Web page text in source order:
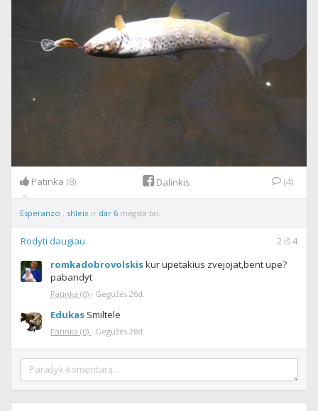
Patinka (8) Dalinkis (4)
Esperanzo , shleix ir dar 6 mėgsta tai.
Rodyti daugiau 2 iš4
romkadobrovolskiskur upetakius zvejojat,bent upe?
pabandyt
Patinka (0) · Gegužės 26d.
Edukas Smiltele
Patinka (0) · Gegužės 28d.